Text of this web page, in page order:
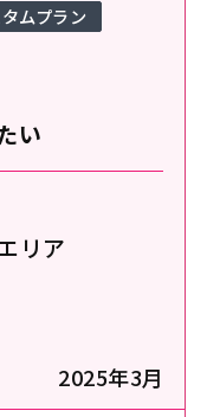
い
リア
2025年3月
ムプラン